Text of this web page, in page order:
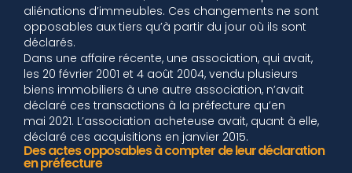
aliénations d’immeubles. Ces changements ne sont
opposables aux tiers qu’à partir du jour où ils sont
déclarés.
Dans une affaire récente, une association, qui avait,
les 20 février 2001 et 4 août 2004, vendu plusieurs
biens immobiliers à une autre association, n’avait
déclaré ces transactions à la préfecture qu’en
mai 2021. L’association acheteuse avait, quant à elle,
déclaré ces acquisitions en janvier 2015.
Des actes opposables à compter de leur déclaration
en préfecture